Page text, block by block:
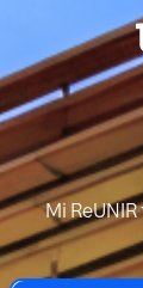
Mi ReUNIR